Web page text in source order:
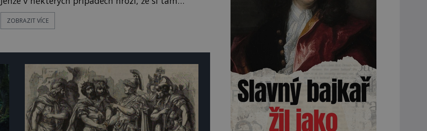
zavlečou něco docela jiného než jen vzpomínku
na místo, které jsme navštívili. Gettysburg,
vážně nevyplácí. Podle místních pově
ZOBRAZIT VÍCE